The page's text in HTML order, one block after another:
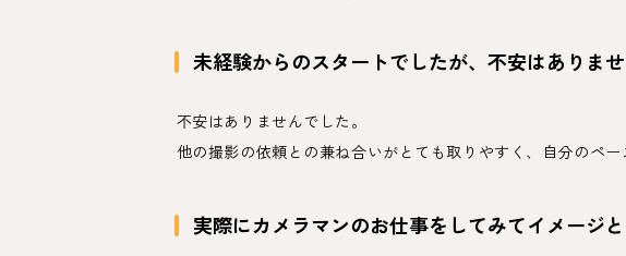
未経験からのスタートでしたが、不安はありま
不安はありませんでした。
他の撮影の依頼との兼ね合いがとても取りやすく、自分のペ
実際にカメラマンのお仕事をしてみてイメージ